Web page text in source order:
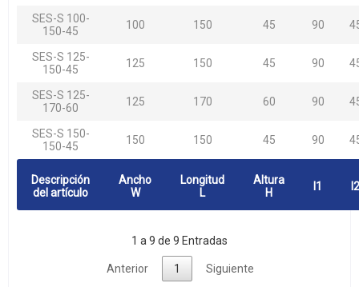
SES-S 100-
150-45
100 150 45 90
SES-S 125-
150-45
125 150 45 90
SES-S 125-
170-60
125 170 60 90
SES-S 150-
150-45
150 150 45 90
Descripción
del artículo
Ancho
W
Longitud
L
Altura
H
l1 l2
1 a 9 de 9 Entradas
Anterior 1 Siguiente